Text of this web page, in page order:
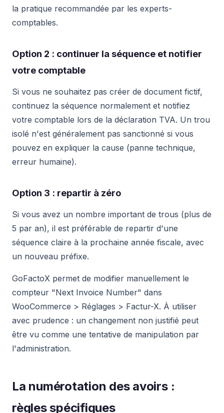
la pratique recommandée par les experts-
comptables.
Option 2 : continuer la séquence et notifier
votre comptable
Si vous ne souhaitez pas créer de document fictif,
continuez la séquence normalement et notifiez
votre comptable lors de la déclaration TVA. Un trou
isolé n'est généralement pas sanctionné si vous
pouvez en expliquer la cause (panne technique,
erreur humaine).
Option 3 : repartir à zéro
Si vous avez un nombre important de trous (plus de
5 par an), il est préférable de repartir d'une
séquence claire à la prochaine année fiscale, avec
un nouveau préfixe.
GoFactoX permet de modifier manuellement le
compteur "Next Invoice Number" dans
WooCommerce > Réglages > Factur-X. À utiliser
avec prudence : un changement non justifié peut
être vu comme une tentative de manipulation par
l'administration.
La numérotation des avoirs :
règles spécifiques